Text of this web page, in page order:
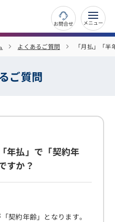
お問合せ
よくあるご質問 「月払」「
ご質問
年払」で「契約年
すか？
契約年齢」となります。